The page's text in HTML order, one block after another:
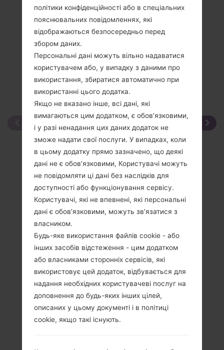
Порівняти
Специфікація
політики конфіденційності або в спеціальних
пояснювальних повідомленнях, які
відображаються безпосередньо перед
збором даних.
Персональні дані можуть вільно надаватися
користувачем або, у випадку з даними про
використання, збиратися автоматично при
використанні цього додатка.
Якщо не вказано інше, всі дані, які
вимагаються цим додатком, є обов’язковими,
і у разі ненадання цих даних додаток не
зможе надати свої послуги. У випадках, коли
в цьому додатку прямо зазначено, що деякі
дані не є обов’язковими, Користувачі можуть
не повідомляти ці дані без наслідків для
доступності або функціонування сервісу.
Користувачі, які не впевнені, які персональні
дані є обов’язковими, можуть зв’язатися з
власником.
Будь-яке використання файлів cookie - або
інших засобів відстеження - цим додатком
або власниками сторонніх сервісів, які
використовує цей додаток, відбувається для
надання необхідних користувачеві послуг на
доповнення до будь-яких інших цілей,
описаних у цьому документі і в політиці
cookie, якщо такі існують.